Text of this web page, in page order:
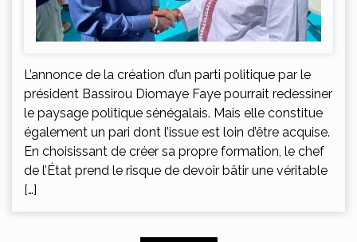
L’annonce de la création d’un parti politique par le
président Bassirou Diomaye Faye pourrait redessiner
le paysage politique sénégalais. Mais elle constitue
également un pari dont l’issue est loin d’être acquise.
En choisissant de créer sa propre formation, le chef
de l’État prend le risque de devoir bâtir une véritable
[…]